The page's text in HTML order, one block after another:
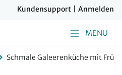
Kundensupport Anmelden
MENU
Schmale Galeerenküche mit